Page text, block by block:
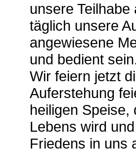
unsere
täglich unsere
angewiesene
und bedient
Wir feiern jetzt
Auferstehung
heiligen
Lebens wird
Friedens in uns